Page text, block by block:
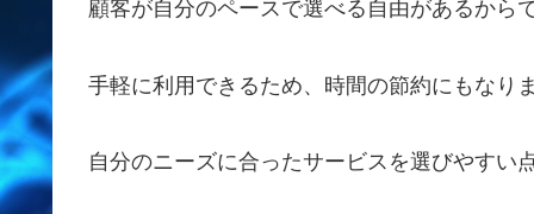
顧客が自分のペースで選べる自由があるから
手軽に利用できるため、時間の節約にもなり
自分のニーズに合ったサービスを選びやすい